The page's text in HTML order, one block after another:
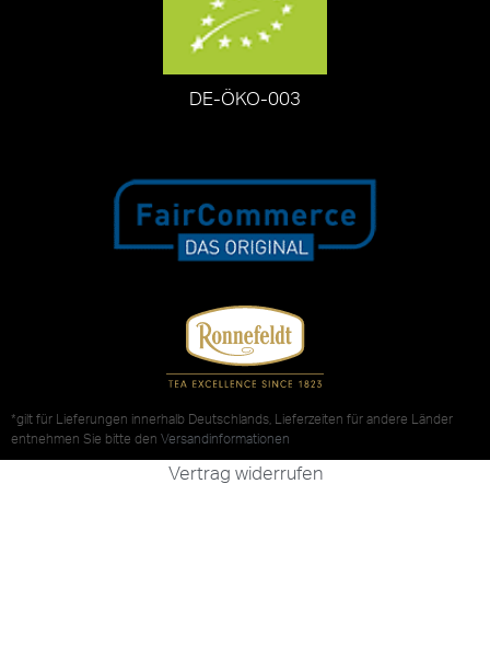
DE-ÖKO-003
*gilt für Lieferungen innerhalb Deutschlands, Lieferzeiten für andere Länder
entnehmen Sie bitte den Versandinformationen
Vertrag widerrufen